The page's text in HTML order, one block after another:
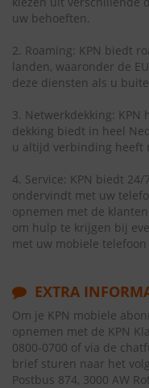
uw behoeften.
2. Roaming: KPN biedt
landen, waaronder de
deze diensten als u
3. Netwerkdekking:
dekking biedt in heel
u altijd verbinding heeft
4. Service: KPN biedt
ondervindt met uw
opnemen met de
om hulp te krijgen bij
met uw mobiele
EXTRA
Om je KPN mobiele
opnemen met de KPN
0800-0700 of via de
brief sturen naar het
Postbus 874, 3000 AW